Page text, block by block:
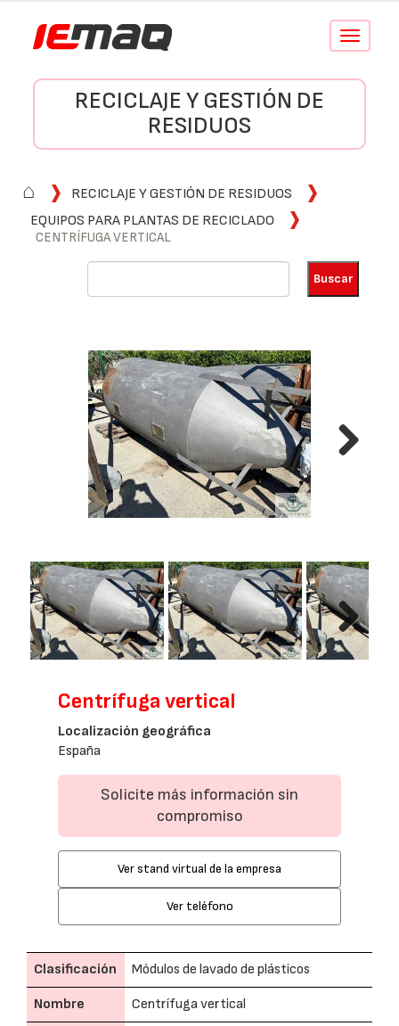
Conmutar
RECICLAJE Y GESTIÓN DE
RESIDUOS
⌂
RECICLAJE Y GESTIÓN DE RESIDUOS
EQUIPOS PARA PLANTAS DE RECICLADO
CENTRÍFUGA VERTICAL
Next
Centrífuga vertical
Localización geográfica
España
Solicite más información sin
compromiso
Ver stand virtual de la empresa
Ver teléfono
Clasificación Módulos de lavado de plásticos
Nombre Centrífuga vertical